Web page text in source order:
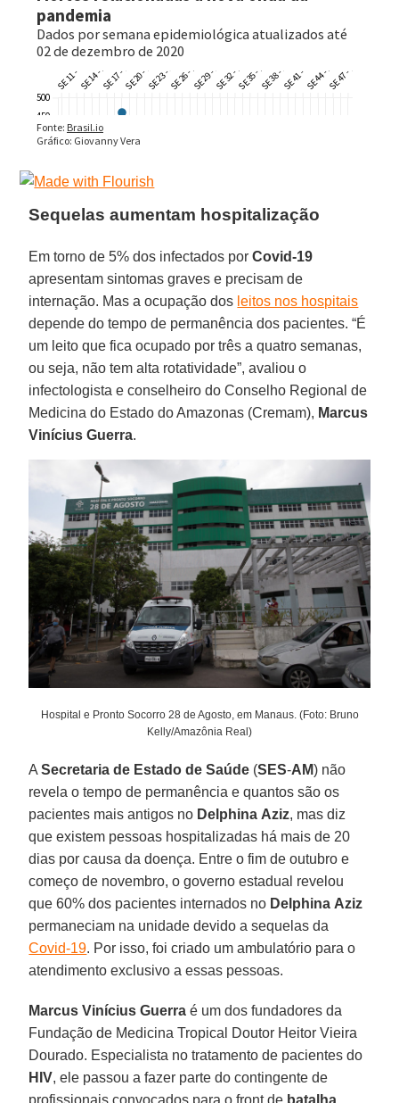
Sequelas aumentam hospitalização
Em torno de 5% dos infectados porCovid-19
apresentam sintomas graves e precisam de
internação. Mas a ocupação dos leitos nos hospitais
depende do tempo de permanência dos pacientes. “É
um leito que fica ocupado por três a quatro semanas,
ou seja, não tem alta rotatividade”, avaliou o
infectologista e conselheiro do Conselho Regional de
Medicina do Estado do Amazonas (Cremam), Marcus
Vinícius Guerra.
Hospital e Pronto Socorro 28 de Agosto, em Manaus. (Foto: Bruno
Kelly/Amazônia Real)
ASecretaria de Estado de Saúde (SES-AM) não
revela o tempo de permanência e quantos são os
pacientes mais antigos no Delphina Aziz, mas diz
que existem pessoas hospitalizadas há mais de 20
dias por causa da doença. Entre o fim de outubro e
começo de novembro, o governo estadual revelou
que 60% dos pacientes internados no Delphina Aziz
permaneciam na unidade devido a sequelas da
Covid-19. Por isso, foi criado um ambulatório para o
atendimento exclusivo a essas pessoas.
Marcus Vinícius Guerra é um dos fundadores da
Fundação de Medicina Tropical Doutor Heitor Vieira
Dourado. Especialista no tratamento de pacientes do
HIV, ele passou a fazer parte do contingente de
profissionais convocados para o front de batalha